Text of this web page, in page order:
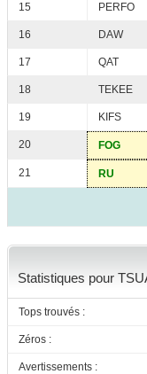
15 PERFO
16 DAW
17 QAT
18 TEKEE
19 KIFS
20 FOG
21 RU
Statistiques pour
Tops trouvés :
Zéros :
Avertissements :